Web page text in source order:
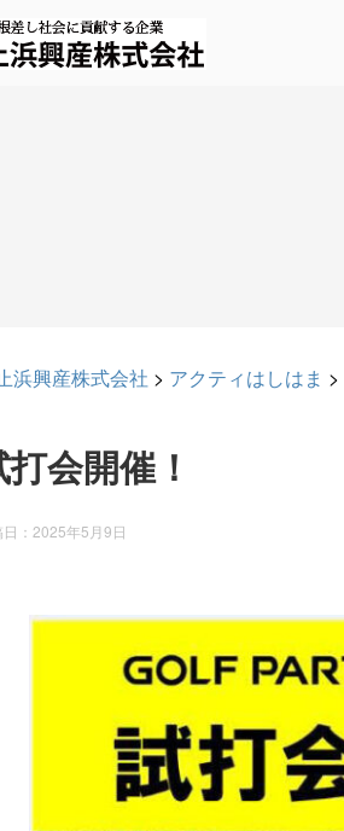
浜興産株式会社 > アクティはしはま >
会開催！
： 2025年5月9日